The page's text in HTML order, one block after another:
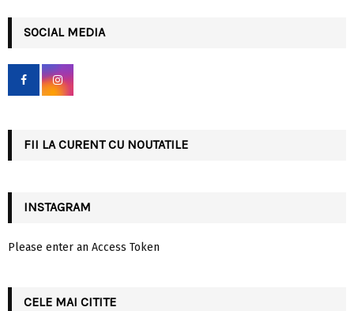
h
f
r
SOCIAL MEDIA
FII LA CURENT CU NOUTATILE
INSTAGRAM
Please enter an Access Token
CELE MAI CITITE